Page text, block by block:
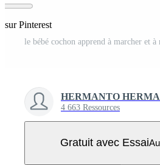
sur Pinterest
HERMANTO
4 663 Ressources
Gratuit avec Essai